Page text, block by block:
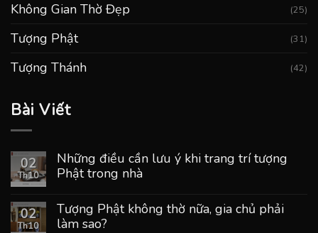
Không Gian Thờ Đẹp (25)
Tượng Phật (31)
Tượng Thánh (42)
Bài Viết
02
Th10
Những điều cần lưu ý khi trang trí tượng
Phật trong nhà
02
Th10
Tượng Phật không thờ nữa, gia chủ phải
làm sao?